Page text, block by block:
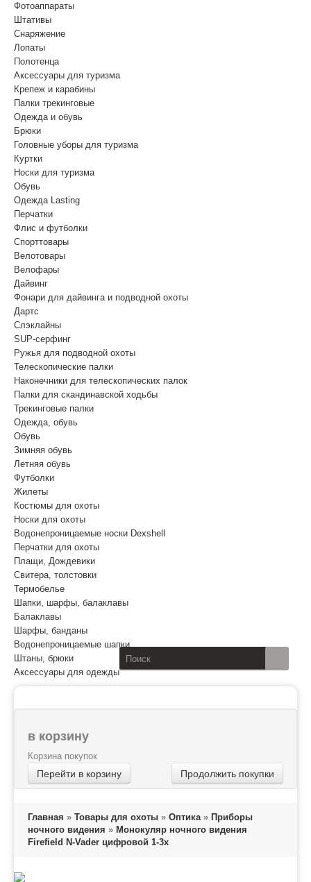
Фотоаппараты
Штативы
Снаряжение
Лопаты
Полотенца
Аксессуары для туризма
Крепеж и карабины
Палки трекинговые
Одежда и обувь
Брюки
Головные уборы для туризма
Куртки
Носки для туризма
Обувь
Одежда Lasting
Перчатки
Флис и футболки
Спорттовары
Велотовары
Велофары
Дайвинг
Фонари для дайвинга и подводной охоты
Дартс
Cлэклайны
SUP-серфинг
Ружья для подводной охоты
Телескопические палки
Наконечники для телескопических палок
Палки для скандинавской ходьбы
Трекинговые палки
Одежда, обувь
Обувь
Зимняя обувь
Летняя обувь
Футболки
Жилеты
Костюмы для охоты
Носки для охоты
Водонепроницаемые носки Dexshell
Перчатки для охоты
Плащи, Дождевики
Свитера, толстовки
Термобелье
Шапки, шарфы, балаклавы
Балаклавы
Шарфы, банданы
Водонепроницаемые шапки
Штаны, брюки
Аксессуары для одежды
в корзину
Корзина покупок
Перейти в корзину Продолжить покупки
Главная » Товары для охоты » Оптика» Приборы
ночного видения » Монокуляр ночного видения
Firefield N-Vader цифровой 1-3x